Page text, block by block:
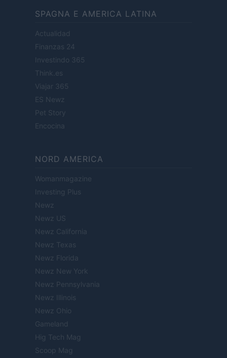
SPAGNA E AMERICA LATINA
Actualidad
Finanzas 24
Investindo 365
Think.es
Viajar 365
ES Newz
Pet Story
Encocina
NORD AMERICA
Womanmagazine
Investing Plus
Newz
Newz US
Newz California
Newz Texas
Newz Florida
Newz New York
Newz Pennsylvania
Newz Illinois
Newz Ohio
Gameland
Hig Tech Mag
Scoop Mag